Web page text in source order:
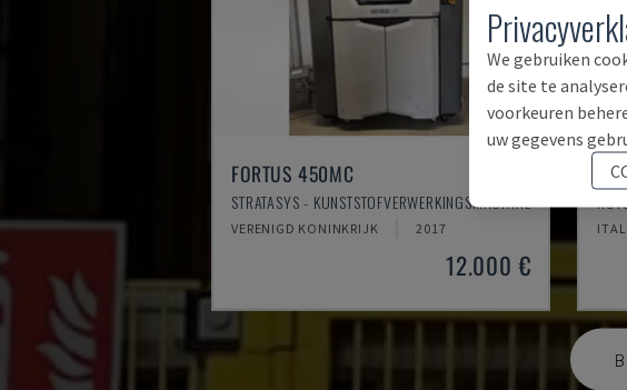
FORTUS 450MC
STRATASYS - KUNSTSTOFVERWERKINGSMACHINE
VERENIGD KONINKRIJK 2017
12.000 €
We gebruiken
de site te
voorkeuren
uw gegevens